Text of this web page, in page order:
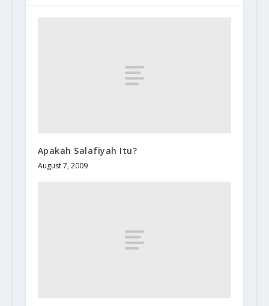
Apakah Salafiyah Itu?
August 7, 2009